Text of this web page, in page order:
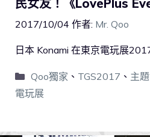
民女友！《LovePlus
2017/10/04 作者: Mr. Qoo
日本 Konami 在東京電玩展
Qoo獨家 、 TGS2017 、 主
電玩展